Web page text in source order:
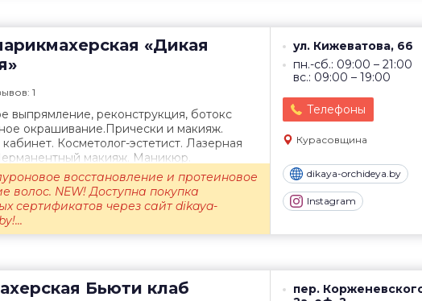
«Дикая
1
ул. Кижеватова, 66
пн.-сб.: 09:00 – 21:00
вс.: 09:00 – 19:00
Телефоны
Курасовщина
dikaya-orchideya.by
Instagram
выпрямление, реконструкция, ботокс
окрашивание.Прически и макияж.
Косметолог-эстетист. Лазерная
макияж. Маникюр.
восстановление и протеиновое
волос. NEW! Доступна покупка
сертификатов через сайт dikaya-
Бьюти клаб
пер.